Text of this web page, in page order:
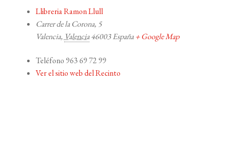
Llibreria Ramon Llull
Carrer de la Corona, 5
Valencia, Valencia 46003 España + Google Map
Teléfono 963 69 72 99
Ver el sitio web del Recinto